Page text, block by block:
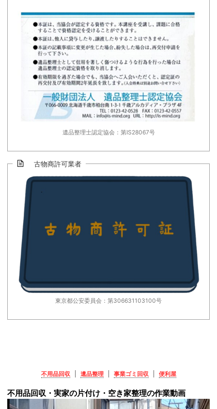
遺品整理士認定協会：第IS28067号
古物商許可業者
東京都公安委員会：第306631103100号
不用品回収 遺品整理 事業ゴミ回収 便利屋
不用品回収・実家の片付け・空き家整理の作業動画